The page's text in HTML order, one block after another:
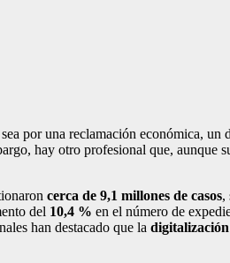
por una reclamación económica,
hay otro profesional que, aunque
cerca de 9,1 millones de casos,
del 10,4 % en el número de
han destacado que la digitalización